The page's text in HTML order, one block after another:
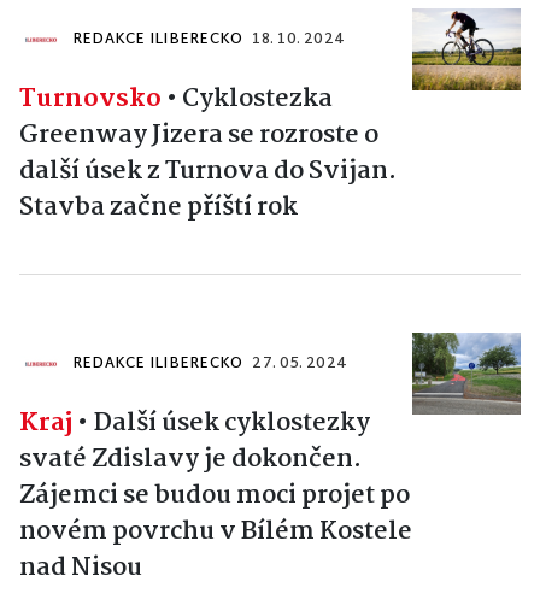
REDAKCE ILIBERECKO 18. 10. 2024
Turnovsko • Cyklostezka
Greenway Jizera se rozroste o
další úsek z Turnova do Svijan.
Stavba začne příští rok
REDAKCE ILIBERECKO 27. 05. 2024
Kraj • Další úsek cyklostezky
svaté Zdislavy je dokončen.
Zájemci se budou moci projet po
novém povrchu v Bílém Kostele
nad Nisou